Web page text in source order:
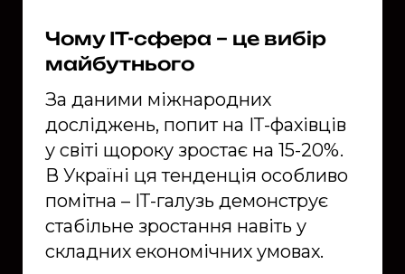
Чому ІТ-сфера – це вибір
майбутнього
За даними міжнародних
досліджень, попит на ІТ-фахівців
у світі щороку зростає на 15-20%.
В Україні ця тенденція особливо
помітна – ІТ-галузь демонструє
стабільне зростання навіть у
складних економічних умовах.